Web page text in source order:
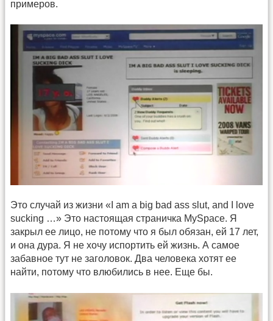
примеров.
Это случай из жизни «I am a big bad ass slut, and I love
sucking …» Это настоящая страничка MySpace. Я
закрыл ее лицо, не потому что я был обязан, ей 17 лет,
и она дура. Я не хочу испортить ей жизнь. А самое
забавное тут не заголовок. Два человека хотят ее
найти, потому что влюбились в нее. Еще бы.